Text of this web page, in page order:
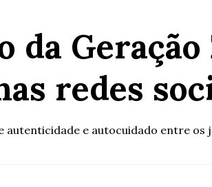
da
redes
e autocuidado entre os